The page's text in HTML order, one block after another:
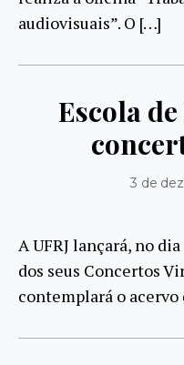
audiovisuais”. O […]
Escola
3 de
A UFRJ lançará, no
dos seus Concertos
contemplará o acervo